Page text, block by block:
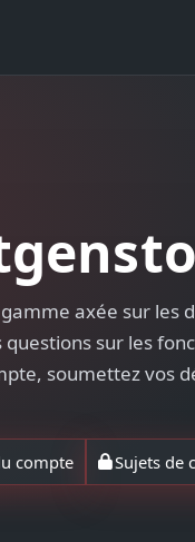
axée sur les
sur les
soumettez vos
compte Sujets de